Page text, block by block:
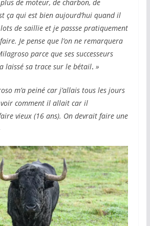
de moteur, de charbon, de
ça qui est bien aujourd’hui quand il
lots de saillie et je passse pratiquement
Je pense que l’on ne remarquera
parce que ses successeurs
laissé sa trace sur le bétail. »
m’a peiné car j’allais tous les jours
voir comment il allait car il
vieux (16 ans). On devrait faire une